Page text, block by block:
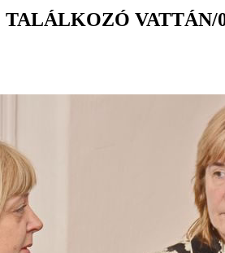
TALÁLKOZÓ VATTÁN/